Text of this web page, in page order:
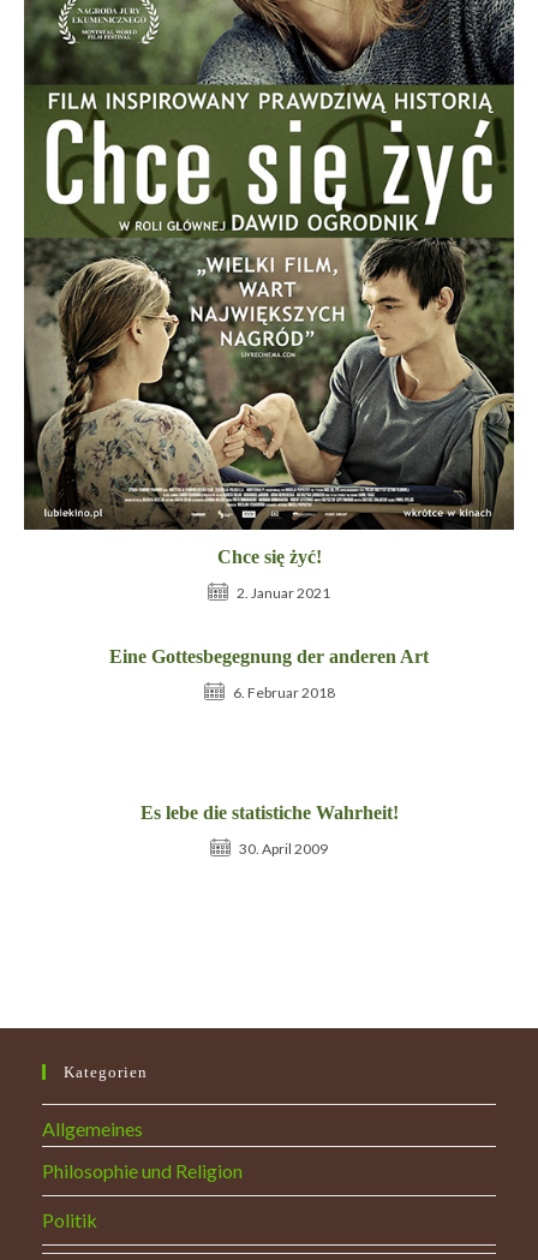
Chce się żyć!
2. Januar 2021
Eine Gottesbegegnung der anderen Art
6. Februar 2018
Es lebe die statistiche Wahrheit!
30. April 2009
Kategorien
Allgemeines
Philosophie und Religion
Politik